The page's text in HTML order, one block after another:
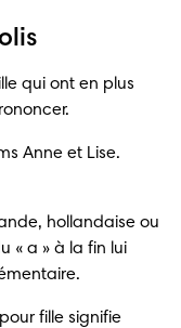
qui ont en plus
Anne et Lise.
hollandaise ou
« a » à la fin lui
fille signifie